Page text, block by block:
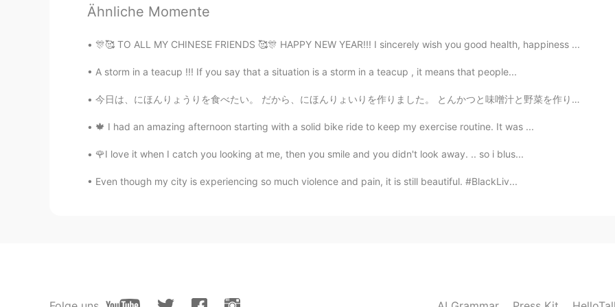
Kyoka
すごい！！！おめでとう😳✨✨✨✨ 行動発表がんばってね！
JP EN
たくさん願書が書かなきゃいけないけど頑張ります！
たくさん願書を書かなきゃいけないけど頑張ります！
口頭発表することが嫌いけど、それも頑張ります。
Ähnliche Momente
🎊🥰 TO ALL MY CHINESE FRIENDS 🥰🎊 HAPPY NEW YEAR!!! I sincerely wish you good health, happiness ...
A storm in a teacup !!! If you say that a situation is a storm in a teacup , it means that people...
今日は、にほんりょうりを食べたい。 だから、にほんりょいりを作りました。 とんかつと味噌汁と野菜を作りました。 おいしいかたでしいた。 Today I wanted to eat Japane...
🍁 I had an amazing afternoon starting with a solid bike ride to keep my exercise routine. It was ...
🌹I love it when I catch you looking at me, then you smile and you didn't look away. .. so i blus...
Even though my city is experiencing so much violence and pain, it is still beautiful. #BlackLiv...